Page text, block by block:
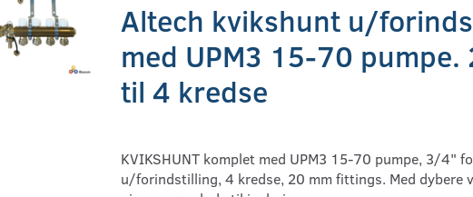
Altech kvikshunt u/
med UPM3 15-70 pumpe.
til 4 kredse
KVIKSHUNT komplet med UPM3 15-70 pumpe, 3/4"
u/forindstilling, 4 kredse, 20 mm fittings. Med dybere